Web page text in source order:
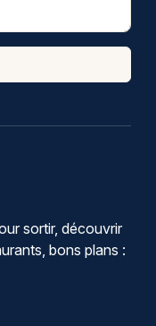
sortir, découvrir
bons plans :